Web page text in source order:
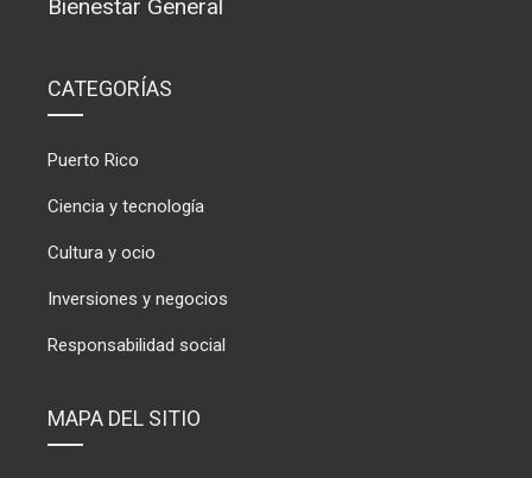
Bienestar General
CATEGORÍAS
Puerto Rico
Ciencia y tecnología
Cultura y ocio
Inversiones y negocios
Responsabilidad social
MAPA DEL SITIO